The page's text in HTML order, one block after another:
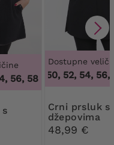
52, 54, 56, 58, 60, 62,
56, 58, 60, 62, 64, 46,
Dostupne
48, 50, 52, 54, 56,
Crni prsluk s
džepovima
48,99 €